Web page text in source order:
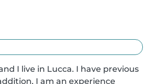
I live in Lucca. I have previous
I am an experience